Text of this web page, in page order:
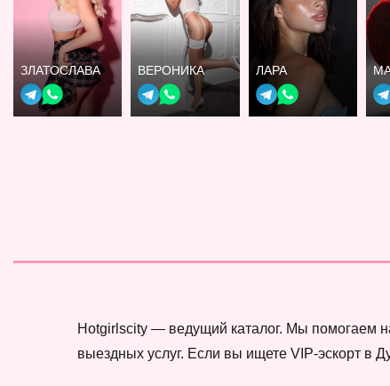
ЗЛАТОСЛАВА ВЕРОНИКА ЛАРА
Hotgirlscity — ведущий каталог. Мы помогаем
выездных услуг. Если вы ищете VIP-эскорт в